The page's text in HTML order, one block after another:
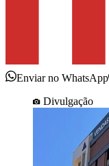
Enviar no WhatsApp
Divulgação